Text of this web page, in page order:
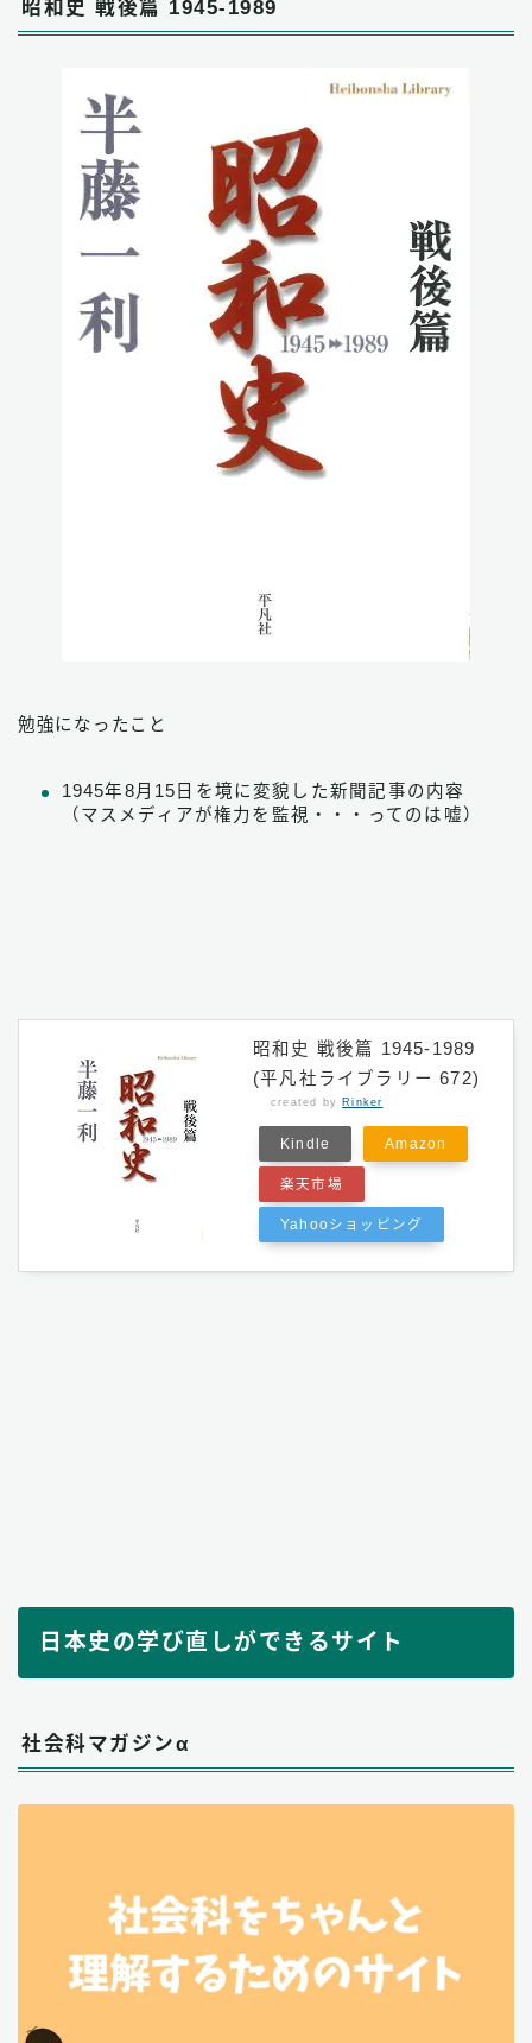
昭和史 戦後篇 1945-1989
勉強になったこと
1945年8月15日を境に変貌した新聞記事の内容
（マスメディアが権力を監視・・・ってのは嘘）
昭和史 戦後篇 1945-1989
(平凡社ライブラリー 672)
created by Rinker
Kindle Amazon
楽天市場
Yahooショッピング
日本史の学び直しができるサイト
社会科マガジンα